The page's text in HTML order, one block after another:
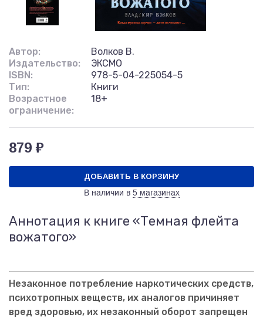
Автор:
Волков В.
Издательство:
ЭКСМО
ISBN:
978-5-04-225054-5
Тип:
Книги
Возрастное
ограничение:
18+
879 ₽
ДОБАВИТЬ В КОРЗИНУ
В наличии в 5 магазинах
Аннотация к книге «Темная флейта
вожатого»
Незаконное потребление наркотических средств,
психотропных веществ, их аналогов причиняет
вред здоровью, их незаконный оборот запрещен